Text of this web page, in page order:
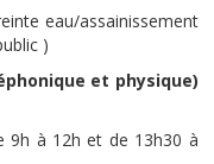
eau/assainissement
)
et physique)
9h à 12h et de 13h30 à